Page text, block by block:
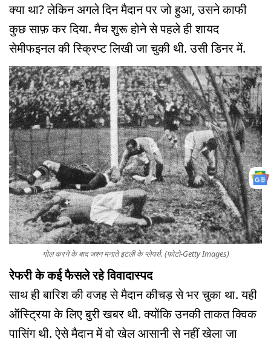
क्या था? लेकिन अगले दिन मैदान पर जो हुआ, उसने काफी
कुछ साफ़ कर दिया. मैच शुरू होने से पहले ही शायद
सेमीफइनल की स्क्रिप्ट लिखी जा चुकी थी. उसी डिनर में.
गोल करने के बाद जश्न मनाते इटली के प्लेयर्स. (फोटो-Getty Images)
रेफरी के कई फैसले रहे विवादास्पद
साथ ही बारिश की वजह से मैदान कीचड़ से भर चुका था. यही
ऑस्ट्रिया के लिए बुरी खबर थी. क्योंकि उनकी ताकत क्विक
पासिंग थी. ऐसे मैदान में वो खेल आसानी से नहीं खेला जा